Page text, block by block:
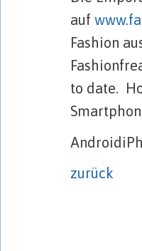
auf
Fashion
to date.
Android
zurück